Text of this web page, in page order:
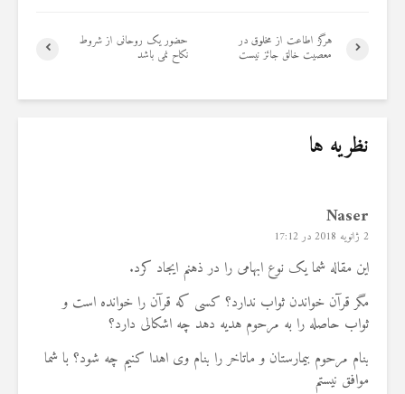
حضور یک روحانی از شروط
نکاح نمی باشد
هرگز اطاعت از مخلوق در
معصیت خالق جائز نیست
نظریه ها
Naser
2 ژانویه 2018 در 17:12
این مقاله شما یک نوع ابهامی را در ذهنم ایجاد کرد.
مگر قرآن خواندن ثواب ندارد؟ کسی که قرآن را خوانده است و
ثواب حاصله را به مرحوم هدیه دهد چه اشکالی دارد؟
بنام مرحوم بیمارستان و ماتاخر را بنام وی اهدا کنیم چه شود؟ با شما
موافق نيستم